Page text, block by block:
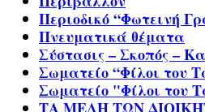
Περιοδικό “Φωτεινή
Πνευματικά θέματα
Σύστασις – Σκοπός –
Σωματείο “Φίλοι του
Σωματείο "Φίλοι του